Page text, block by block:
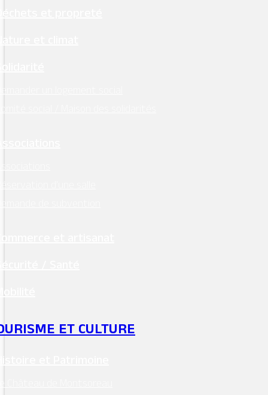
et propreté
et climat
un logement social
social / Maison des solidarités
d’une salle
de subvention
et artisanat
/ Santé
ET CULTURE
et Patrimoine
Château de Montsoreau